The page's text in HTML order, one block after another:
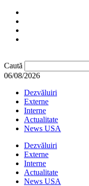
Caută
06/08/2026
Dezvăluiri
Externe
Interne
Actualitate
News USA
Dezvăluiri
Externe
Interne
Actualitate
News USA